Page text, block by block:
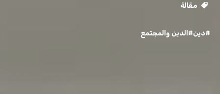
مقالة
#دين#الدين والمجتمع